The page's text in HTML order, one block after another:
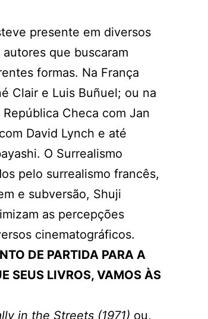
presente em diversos
que buscaram
formas. Na França
Clair e Luis Buñuel; ou na
Checa com Jan
David Lynch e até
O Surrealismo
pelo surrealismo francês,
e subversão, Shuji
as percepções
cinematográficos.
DE PARTIDA PARA A
SEUS LIVROS, VAMOS ÀS
in the Streets (1971) ou,